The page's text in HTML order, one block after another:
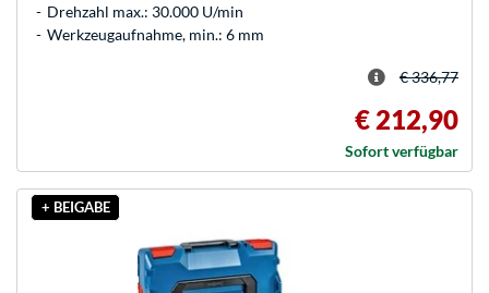
Drehzahl max.: 30.000 U/min
Werkzeugaufnahme, min.: 6 mm
€ 336,77
€ 212,90
Sofort verfügbar
+ BEIGABE